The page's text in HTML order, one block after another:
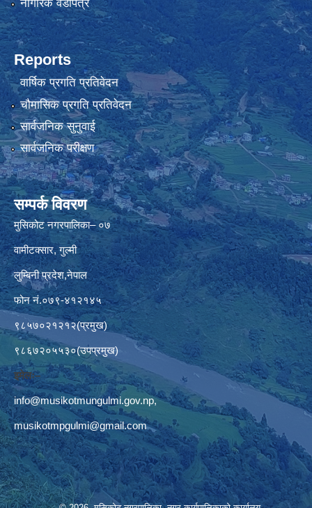
नागरिक वडापत्र
Reports
वार्षिक प्रगति प्रतिवेदन
चौमासिक प्रगति प्रतिवेदन
सार्वजनिक सुनुवाई
सार्वजनिक परीक्षण
सम्पर्क विवरण
मुसिकोट नगरपालिका– ०७
वामीटक्सार, गुल्मी
लुम्बिनी प्रदेश,नेपाल
फोन नं.०७९-४१२१४५
९८५७०२१२१२(प्रमुख)
९८६७२०५५३०(उपप्रमुख)
इमेलः–
info@musikotmungulmi.gov.np,
musikotmpgulmi@gmail.com